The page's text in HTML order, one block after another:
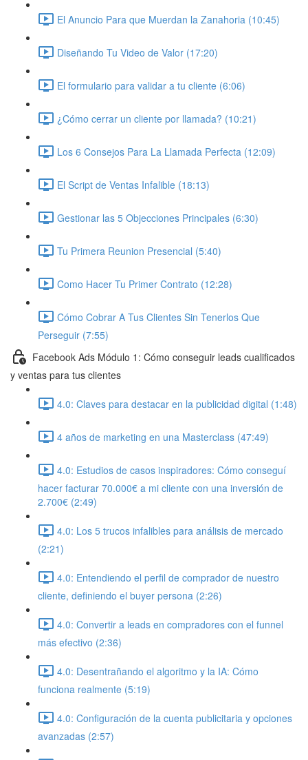
El Anuncio Para que Muerdan la Zanahoria (10:45)
Diseñando Tu Video de Valor (17:20)
El formulario para validar a tu cliente (6:06)
¿Cómo cerrar un cliente por llamada? (10:21)
Los 6 Consejos Para La Llamada Perfecta (12:09)
El Script de Ventas Infalible (18:13)
Gestionar las 5 Objecciones Principales (6:30)
Tu Primera Reunion Presencial (5:40)
Como Hacer Tu Primer Contrato (12:28)
Cómo Cobrar A Tus Clientes Sin Tenerlos Que
Perseguir (7:55)
Facebook Ads Módulo 1: Cómo conseguir leads cualificados
y ventas para tus clientes
4.0: Claves para destacar en la publicidad digital (1:48)
4 años de marketing en una Masterclass (47:49)
4.0: Estudios de casos inspiradores: Cómo conseguí
hacer facturar 70.000€ a mi cliente con una inversión de
2.700€ (2:49)
4.0: Los 5 trucos infalibles para análisis de mercado
(2:21)
4.0: Entendiendo el perfil de comprador de nuestro
cliente, definiendo el buyer persona (2:26)
4.0: Convertir a leads en compradores con el funnel
más efectivo (2:36)
4.0: Desentrañando el algoritmo y la IA: Cómo
funciona realmente (5:19)
4.0: Configuración de la cuenta publicitaria y opciones
avanzadas (2:57)